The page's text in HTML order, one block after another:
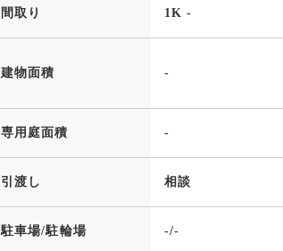
間取り 1K -
建物面積 -
専用庭面積 -
引渡し 相談
駐車場/駐輪場 -/-